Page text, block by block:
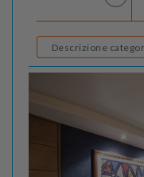
Descrizione